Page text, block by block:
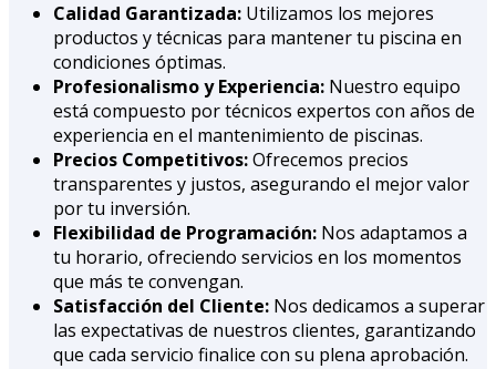
Calidad Garantizada: Utilizamos los mejores
productos y técnicas para mantener tu piscina en
condiciones óptimas.
Profesionalismo y Experiencia: Nuestro equipo
está compuesto por técnicos expertos con años de
experiencia en el mantenimiento de piscinas.
Precios Competitivos:Ofrecemos precios
transparentes y justos, asegurando el mejor valor
por tu inversión.
Flexibilidad de Programación: Nos adaptamos a
tu horario, ofreciendo servicios en los momentos
que más te convengan.
Satisfacción del Cliente: Nos dedicamos a superar
las expectativas de nuestros clientes, garantizando
que cada servicio finalice con su plena aprobación.